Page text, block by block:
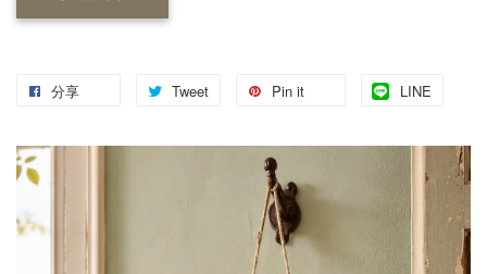
分享 Tweet Pin it LINE